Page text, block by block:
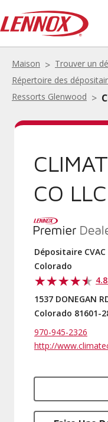
Maison
Trouver un
Répertoire des
Ressorts Glenwood
CO LLC
Dépositaire CVAC
Colorado
1537 DONEGAN
Colorado 81601-
970-945-2326
http://